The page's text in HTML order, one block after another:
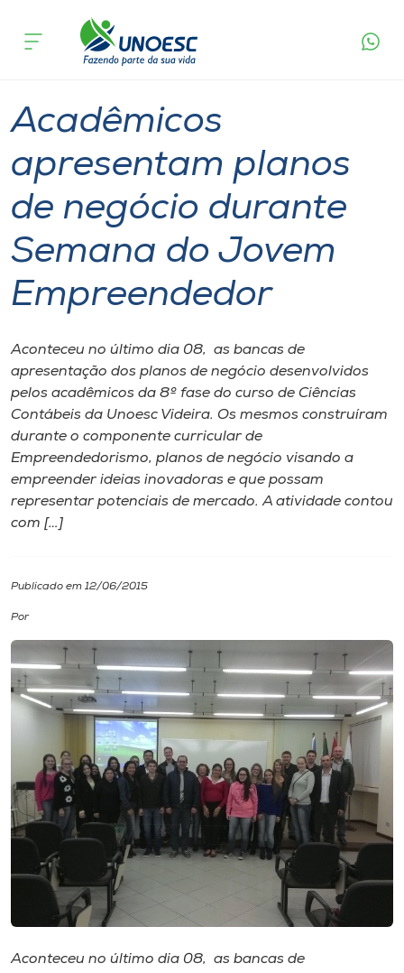
Cursos
Atendimento ao Estudante
Portal de Ensino
Internacionalização
I.nova
Diplomados
Biblioteca
Editora
Rádio
Museu
Unoesc
Store
acontece
Acadêmicos
apresentam planos
de negócio durante
Semana do Jovem
Empreendedor
Aconteceu no último dia 08, as bancas de
apresentação dos planos de negócio desenvolvidos
pelos acadêmicos da 8º fase do curso de Ciências
Contábeis da Unoesc Videira. Os mesmos construíram
durante o componente curricular de
Empreendedorismo, planos de negócio visando a
empreender ideias inovadoras e que possam
representar potenciais de mercado. A atividade contou
com […]
Publicado em 12/06/2015
Por
Aconteceu no último dia 08, as bancas de